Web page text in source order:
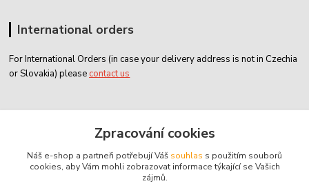
International orders
For International Orders (in case your delivery address is not in Czechia
or Slovakia) please contact us
classicdvd@classicdvd.cz
Zpracování cookies
Náš e-shop a partneři potřebují Váš souhlas s použitím souborů
cookies, aby Vám mohli zobrazovat informace týkající se Vašich
zájmů.